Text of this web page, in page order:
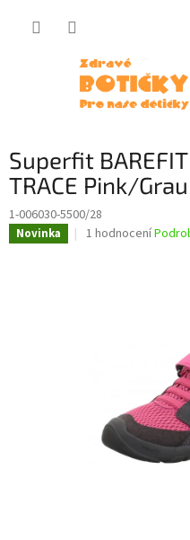
Superfit
TRACE Pink/
1-006030-5500/28
Novinka
Průměrné
1 hodnocení